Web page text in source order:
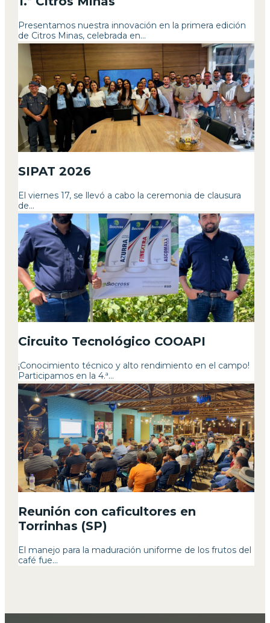
Presentamos nuestra innovación en la primera edición
de Citros Minas, celebrada en...
SIPAT 2026
El viernes 17, se llevó a cabo la ceremonia de clausura
de...
Circuito Tecnológico COOAPI
¡Conocimiento técnico y alto rendimiento en el campo!
Participamos en la 4.ª...
Reunión con caficultores en
Torrinhas (SP)
El manejo para la maduración uniforme de los frutos del
café fue...